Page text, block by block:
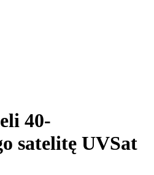
40-
satelitę UVSat